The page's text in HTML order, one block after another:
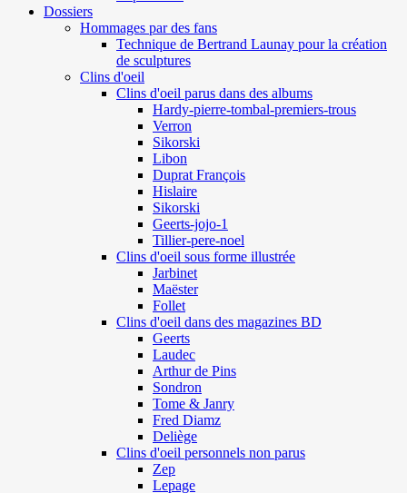
Dossiers
Hommages par des fans
Technique de Bertrand Launay pour la création
de sculptures
Clins d'oeil
Clins d'oeil parus dans des albums
Hardy-pierre-tombal-premiers-trous
Verron
Sikorski
Libon
Duprat François
Hislaire
Sikorski
Geerts-jojo-1
Tillier-pere-noel
Clins d'oeil sous forme illustrée
Jarbinet
Maëster
Follet
Clins d'oeil dans des magazines BD
Geerts
Laudec
Arthur de Pins
Sondron
Tome & Janry
Fred Diamz
Deliège
Clins d'oeil personnels non parus
Zep
Lepage